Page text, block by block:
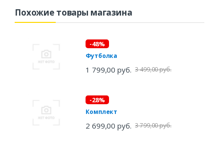
Похожие товары магазина
-48%
Футболка
1 799,00 руб. 3 499,00 руб.
-28%
Комплект
2 699,00 руб. 3 799,00 руб.